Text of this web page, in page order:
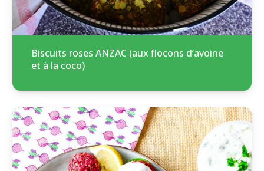
Biscuits roses ANZAC (aux flocons d’avoine
et à la coco)